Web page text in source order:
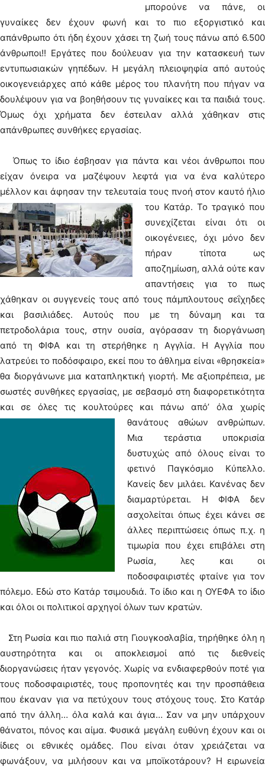
μπορούνε να πάνε, οι
γυναίκες δεν έχουν φωνή και το πιο εξοργιστικό και
απάνθρωπο ότι ήδη έχουν χάσει τη ζωή τους πάνω από 6.500
άνθρωποι!! Εργάτες που δούλευαν για την κατασκευή των
εντυπωσιακών γηπέδων. Η μεγάλη πλειοψηφία από αυτούς
οικογενειάρχες από κάθε μέρος του πλανήτη που πήγαν να
δουλέψουν για να βοηθήσουν τις γυναίκες και τα παιδιά τους.
Όμως όχι χρήματα δεν έστειλαν αλλά χάθηκαν στις
απάνθρωπες συνθήκες εργασίας.
Όπως το ίδιο έσβησαν για πάντα και νέοι άνθρωποι που
είχαν όνειρα να μαζέψουν λεφτά για να ένα καλύτερο
μέλλον και άφησαν την τελευταία τους πνοή στον καυτό ήλιο
του Κατάρ. Το τραγικό που
συνεχίζεται είναι ότι οι
οικογένειες, όχι μόνο δεν
πήραν τίποτα ως
αποζημίωση, αλλά ούτε καν
απαντήσεις για το πως
χάθηκαν οι συγγενείς τους από τους πάμπλουτους σεΐχηδες
και βασιλιάδες. Αυτούς που με τη δύναμη και τα
πετροδολάρια τους, στην ουσία, αγόρασαν τη διοργάνωση
από τη ΦΙΦΑ και τη στερήθηκε η Αγγλία. Η Αγγλία που
λατρεύει το ποδόσφαιρο, εκεί που το άθλημα είναι «θρησκεία»
θα διοργάνωνε μια καταπληκτική γιορτή. Με αξιοπρέπεια, με
σωστές συνθήκες εργασίας, με σεβασμό στη διαφορετικότητα
και σε όλες τις κουλτούρες και πάνω από’ όλα χωρίς
θανάτους αθώων ανθρώπων.
Μια τεράστια υποκρισία
δυστυχώς από όλους είναι το
φετινό Παγκόσμιο Κύπελλο.
Κανείς δεν μιλάει. Κανένας δεν
διαμαρτύρεται. Η ΦΙΦΑ δεν
ασχολείται όπως έχει κάνει σε
άλλες περιπτώσεις όπως π.χ. η
τιμωρία που έχει επιβάλει στη
Ρωσία, λες και οι
ποδοσφαιριστές φταίνε για τον
πόλεμο. Εδώ στο Κατάρ τσιμουδιά. Το ίδιο και η ΟΥΕΦΑ το ίδιο
και όλοι οι πολιτικοί αρχηγοί όλων των κρατών.
Στη Ρωσία και πιο παλιά στη Γιουγκοσλαβία, τηρήθηκε όλη η
αυστηρότητα και οι αποκλεισμοί από τις διεθνείς
διοργανώσεις ήταν γεγονός. Χωρίς να ενδιαφερθούν ποτέ για
τους ποδοσφαιριστές, τους προπονητές και την προσπάθεια
που έκαναν για να πετύχουν τους στόχους τους. Στο Κατάρ
από την άλλη… όλα καλά και άγια… Σαν να μην υπάρχουν
θάνατοι, πόνος και αίμα. Φυσικά μεγάλη ευθύνη έχουν και οι
ίδιες οι εθνικές ομάδες. Που είναι όταν χρειάζεται να
φωνάξουν, να μιλήσουν και να μποϊκοτάρουν? Η ειρωνεία